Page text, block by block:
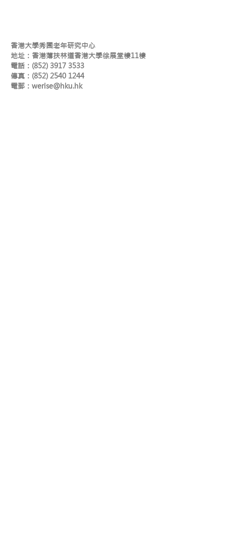
香港大學秀圃老年研究中心
地址：香港薄扶林道香港大學徐展堂樓11樓
電話：(852) 3917 3533
傳真：(852) 2540 1244
​電郵： werise@hku.hk